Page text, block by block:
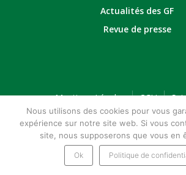
Actualités des GF
Revue de presse
Mentions Légales CGU
© Meilleur-GF.com 2026 - Tous
Nous utilisons des cookies pour vous
expérience sur notre site web. Si vous
site, nous supposerons que vous en
Ok Politique de